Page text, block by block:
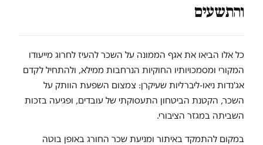
והתשעים
כל אלו הביאו את אגף הממונה על השכר להעיז לחרוג מייעודו
המקורי ומסמכויותיו החוקיות הנרחבות ממילא, ולהתחיל לקדם
אג'נדות ניאו-ליברליות שעיקרן: צמצום השפעת הוותק על
השכר, הקטנת הביטחון התעסוקתי של עובדים, ופגיעה בזכות
השביתה במגזר הציבורי.
במקום להתמקד באיתור ומניעת שכר החורג באופן בוטה